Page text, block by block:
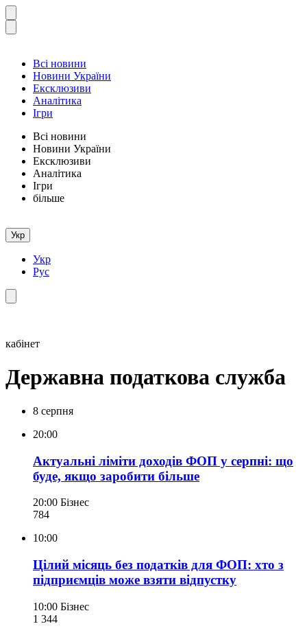
Всі новини
Новини України
Ексклюзиви
Аналітика
Ігри
Всі новини
Новини України
Ексклюзиви
Аналітика
Ігри
більше
Укр
Укр
Рус
кабінет
Державна податкова служба
8 серпня
20:00
Актуальні ліміти доходів ФОП у серпні: що
буде, якщо заробити більше
20:00 Бізнес
784
10:00
Цілий місяць без податків для ФОП: хто з
підприємців може взяти відпустку
10:00 Бізнес
1 344